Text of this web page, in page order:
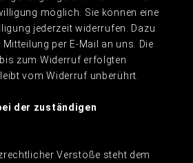
möglich. Sie können eine
jederzeit widerrufen. Dazu
per E-Mail an uns. Die
zum Widerruf erfolgten
vom Widerruf unberührt.
der zuständigen
Verstöße steht dem